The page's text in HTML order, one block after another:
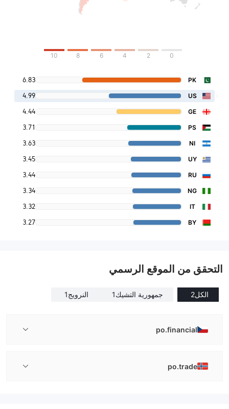
0
2
4
6
8
10
PK
6.83
US
4.99
GE
4.44
PS
3.71
NI
3.63
UY
3.45
RU
3.44
NG
3.34
IT
3.32
BY
3.27
التحقق من الموقع الرسمي
الكل2 جمهورية التشيك1 النرويج1
po.financial
po.trade